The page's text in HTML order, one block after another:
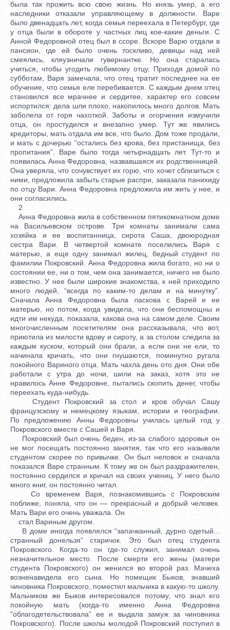
была так прожить всю свою жизнь. Но князь умер, а его
наследники отказали управляющему в должности. Варе
было двенадцать лет, когда семья переехала в Петербург, где
у отца были в обороте у частных лиц кое-какие деньги. С
Анной Федоровной отец был в ссоре. Вскоре Варю отдали в
пансион, где ей было очень тоскливо, девицы над ней
смеялись, кляузничали гувернантке. Но она старалась
учиться, чтобы угодить любимому отцу. Приходя домой по
субботам, Варя замечала, что отец тратит последнее на ее
обучение, что семья еле перебивается. С каждым днем отец
становился все мрачнее и сердитее, характер его совсем
испортился: дела шли плохо, накопилось много долгов. Мать
заболела от горя чахоткой. Заботы и огорчения измучили
отца, он простудился и внезапно умер. Тут же явились
кредиторы, мать отдала им все, что было. Дом тоже продали,
и мать с дочерью “остались без крова, без пристанища, без
пропитания”. Варе было тогда четырнадцать лет. Тут-то и
появилась Анна Федоровна, назвавшаяся их родственницей.
Она уверяла, что сочувствует их горю, что хочет сблизиться с
ними, предложила забыть старые распри, заказала панихиду
по отцу Вари. Анна Федоровна предложила им жить у нее, и
они согласились.
2
Анна Федоровна жила в собственном пятикомнатном доме
на Васильевском острове. Три комнаты занимали сама
хозяйка и ее воспитанница, сирота Саша, двоюродная
сестра Вари. В четвертой комнате поселились Варя с
матерью, а еще одну занимал жилец, бедный студент по
фамилии Покровский. Анна Федоровна жила богато, но ни о
состоянии ее, ни о том, чем она занимается, ничего не было
известно. У нее были широкие знакомства, к ней приходило
много людей, “всегда по каким-то делам и на минутку”.
Сначала Анна Федоровна была ласкова с Варей и ее
матерью, но потом, когда увидела, что они беспомощны и
идти им некуда, показала, какова она на самом деле. Своим
многочисленным посетителям она рассказывала, что вот,
приютила из милости вдову и сироту, а за столом следила за
каждым куском, который они брали, а если они не ели, то
начинала кричать, что они гнушаются, поминутно ругала
покойного Вариного отца. Мать чахла день ото дня. Они обе
работали с утра до ночи, шили на заказ, хотя это не
нравилось Анне Федоровне, пытались скопить денег, чтобы
переехать куда-нибудь.
Студент Покровский за стол и кров обучал Сашу
французскому и немецкому языкам, истории и географии.
По предложению Анны Федоровны училась целый год у
Покровского вместе с Сашей и Варя.
Покровский был очень беден, из-за слабого здоровья он
не мог посещать постоянно занятия, так что его называли
студентом скорее по привычке. Он был неловок и сначала
показался Варе странным. К тому же он был раздражителен,
постоянно сердился и кричал на своих учениц. У него было
много книг, он постоянно читал.
Со временем Варя, познакомившись с Покровским
поближе, поняла, что он — прекрасный и добрый человек.
Мать Вари его очень уважала. Он
стал Вариным другом.
В доме иногда появлялся “запачканный, дурно одетый...
странный донельзя” старичок. Это был отец студента
Покровского. Когда-то он где-то служил, занимал очень
незначительное место. После смерти его жены (матери
студента Покровского) он женился во второй раз. Мачеха
возненавидела его сына. Но помещик Быков, знавший
чиновника Покровского, поместил мальчика в какую-то школу.
Мальчиком же Быков интересовался потому, что знал его
покойную мать (когда-то именно Анна Федоровна
“облагодетельствовала” ее и выдала замуж за чиновника
Покровского). После школы молодой Покровский поступил в